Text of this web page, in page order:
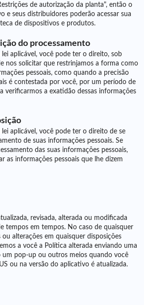
de autorização da planta", então o
e seus distribuidores poderão acessar sua
de dispositivos e produtos.
do processamento
lei aplicável, você pode ter o direito, sob
nos solicitar que restrinjamos a forma como
pessoais, como quando a precisão
é contestada por você, por um período de
verificarmos a exatidão dessas informações
lei aplicável, você pode ter o direito de se
de suas informações pessoais. Se
das suas informações pessoais,
as informações pessoais que lhe dizem
revisada, alterada ou modificada
tempos em tempos. No caso de quaisquer
ou alterações em quaisquer disposições
a você a Política alterada enviando uma
pop-up ou outros meios quando você
ou na versão do aplicativo é atualizada.